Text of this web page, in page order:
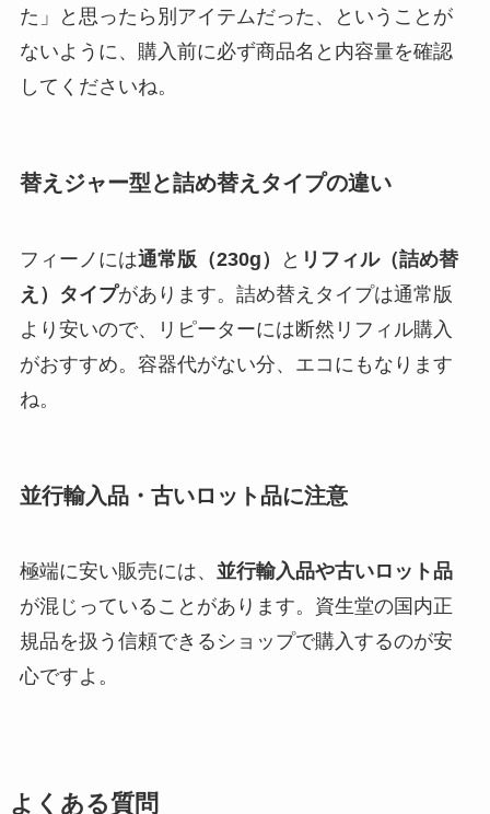
た」と思ったら別アイテムだった、ということが
ないように、購入前に必ず商品名と内容量を確認
してくださいね。
替えジャー型と詰め替えタイプの違い
フィーノには通常版（230g） と リフィル（詰め替
え）タイプがあります。詰め替えタイプは通常版
より安いので、リピーターには断然リフィル購入
がおすすめ。容器代がない分、エコにもなります
ね。
並行輸入品・古いロット品に注意
極端に安い販売には、 並行輸入品や古いロット品
が混じっていることがあります。資生堂の国内正
規品を扱う信頼できるショップで購入するのが安
心ですよ。
よくある質問